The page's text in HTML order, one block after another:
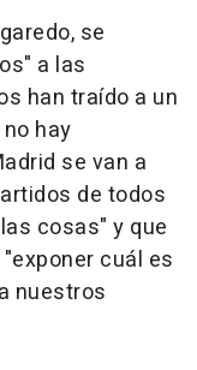
se
a las
han traído a un
hay
se van a
de todos
cosas" y que
cuál es
nuestros